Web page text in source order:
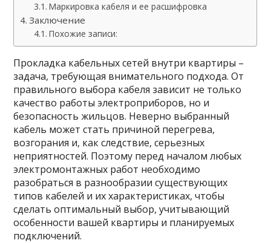
Маркировка кабеля и ее расшифровка
Заключение
Похожие записи:
Прокладка кабельных сетей внутри квартиры –
задача, требующая внимательного подхода. От
правильного выбора кабеля зависит не только
качество работы электроприборов, но и
безопасность жильцов. Неверно выбранный
кабель может стать причиной перегрева,
возгорания и, как следствие, серьезных
неприятностей. Поэтому перед началом любых
электромонтажных работ необходимо
разобраться в разнообразии существующих
типов кабелей и их характеристиках, чтобы
сделать оптимальный выбор, учитывающий
особенности вашей квартиры и планируемых
подключений.